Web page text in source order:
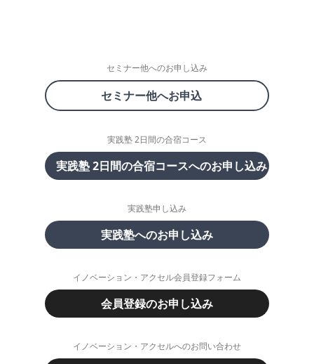
セミナー他へのお申し込み
セミナー他へお申込
実践塾 2日間の合宿コース
実践塾 2日間の合宿コースへのお申し込み
実践塾申し込み
実践塾へのお申し込み
イノベーション・アクセル会員登録フォーム
会員登録のお申し込み
イノベーション・アクセルへのお問い合わせ